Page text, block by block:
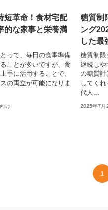
短革命！食材宅配
的な家事と栄養満
って、毎日の食事準備
ことが多いですが、食
手に活用することで、
の両立が可能になりま
け
糖質制
ング
した最
糖質制限
継続しや
の糖質計
してく
代人...
2025年7月
1